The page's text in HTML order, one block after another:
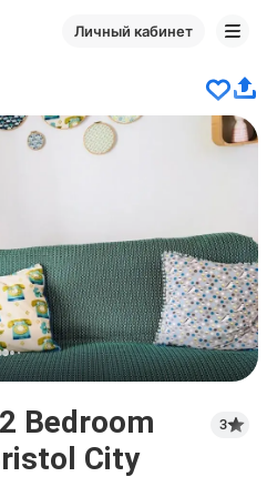
Личный кабинет
Bedroom
City
3